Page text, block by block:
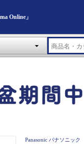
Online」
Panasonic パナソニック